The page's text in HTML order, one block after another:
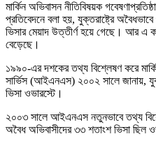
মার্কিন অভিবাসন নীতিবিষয়ক
প্রতিবেদনে বলা হয়, যুক্তরাষ্ট্রে
ভিসার মেয়াদ উত্তীর্ণ হয়ে গেছে। আর এ
বেড়েছে।
১৯৯০-এর দশকের তথ্য বিশ্লেষণ করে
সার্ভিস (আইএনএস) ২০০২ সালে জানায়,
ভিসা ওভারস্টে।
২০০৩ সালে আইএনএস নতুনভাবে তথ্য
অবৈধ অভিবাসীদের ৩৩ শতাংশ ভিসা ছিল